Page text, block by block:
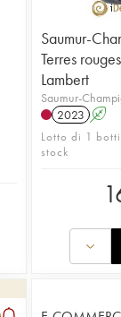
Saumur-
Terres
Lambert
Saumur-
2023 A
Lotto di 1
stock